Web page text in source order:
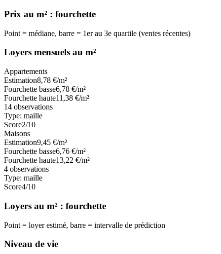
Prix au m² : fourchette
Point = médiane, barre = 1er au 3e quartile (ventes récentes)
Loyers mensuels au m²
Appartements
Estimation8,78 €/m²
Fourchette basse6,78 €/m²
Fourchette haute11,38 €/m²
14 observations
Type: maille
Score2/10
Maisons
Estimation9,45 €/m²
Fourchette basse6,76 €/m²
Fourchette haute13,22 €/m²
4 observations
Type: maille
Score4/10
Loyers au m² : fourchette
Point = loyer estimé, barre = intervalle de prédiction
Niveau de vie